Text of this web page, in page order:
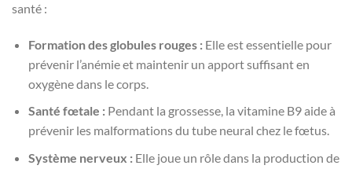
santé :
Formation des globules rouges :Elle est essentielle pour
prévenir l’anémie et maintenir un apport suffisant en
oxygène dans le corps.
Santé fœtale :Pendant la grossesse, la vitamine B9 aide à
prévenir les malformations du tube neural chez le fœtus.
Système nerveux :Elle joue un rôle dans la production de